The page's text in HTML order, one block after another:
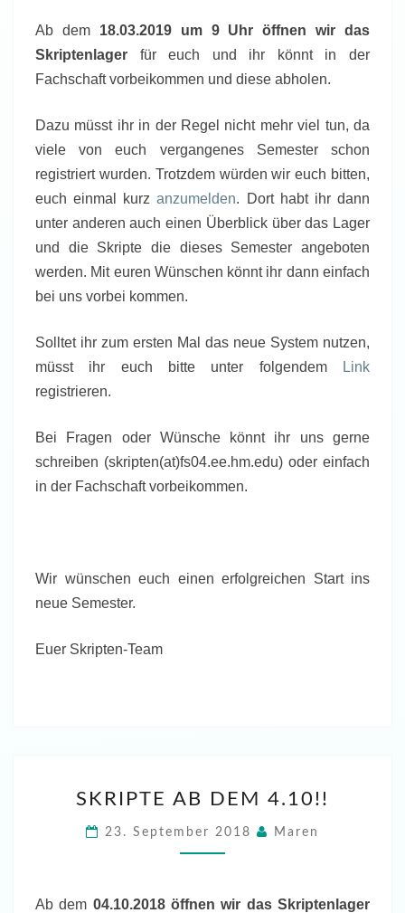
Ab dem 18.03.2019 um 9 Uhr öffnen wir das
Skriptenlager für euch und ihr könnt in der
Fachschaft vorbeikommen und diese abholen.
Dazu müsst ihr in der Regel nicht mehr viel tun, da
viele von euch vergangenes Semester schon
registriert wurden. Trotzdem würden wir euch bitten,
euch einmal kurzanzumelden. Dort habt ihr dann
unter anderen auch einen Überblick über das Lager
und die Skripte die dieses Semester angeboten
werden. Mit euren Wünschen könnt ihr dann einfach
bei uns vorbei kommen.
Solltet ihr zum ersten Mal das neue System nutzen,
müsst ihr euch bitte unter folgendem
Link
registrieren.
Bei Fragen oder Wünsche könnt ihr uns gerne
schreiben (skripten(at)fs04.ee.hm.edu) oder einfach
in der Fachschaft vorbeikommen.
Wir wünschen euch einen erfolgreichen Start ins
neue Semester.
Euer Skripten-Team
AB
4.10!!
SKRIPTE AB DEM 4.10!!
23. September 2018 Maren
Ab dem 04.10.2018 öffnen wir das Skriptenlager